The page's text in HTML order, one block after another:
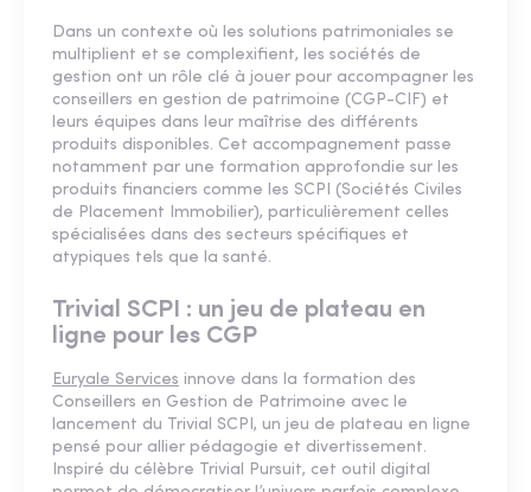
Dans un contexte où les solutions patrimoniales se
multiplient et se complexifient, les sociétés de
gestion ont un rôle clé à jouer pour accompagner les
conseillers en gestion de patrimoine (CGP-CIF) et
leurs équipes dans leur maîtrise des différents
produits disponibles. Cet accompagnement passe
notamment par une formation approfondie sur les
produits financiers comme les SCPI (Sociétés Civiles
de Placement Immobilier), particulièrement celles
spécialisées dans des secteurs spécifiques et
atypiques tels que la santé.
Trivial SCPI : un jeu de plateau en
ligne pour les CGP
Euryale Services innove dans la formation des
Conseillers en Gestion de Patrimoine avec le
lancement du Trivial SCPI, un jeu de plateau en ligne
pensé pour allier pédagogie et divertissement.
Inspiré du célèbre Trivial Pursuit, cet outil digital